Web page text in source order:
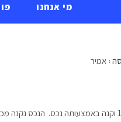
מי אנחנו
› אמיר